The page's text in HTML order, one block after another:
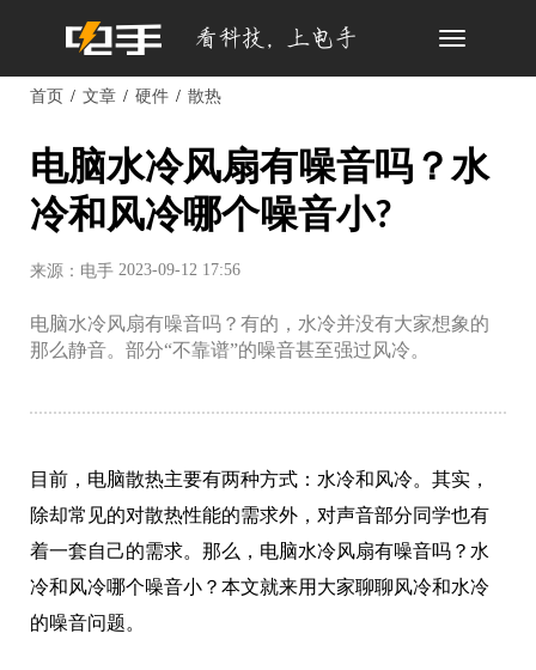
Toggle
首页 文章 硬件 散热
电脑水冷风扇有噪音吗？水
冷和风冷哪个噪音小?
来源：电手 2023-09-12 17:56
电脑水冷风扇有噪音吗？有的，水冷并没有大家想象的
那么静音。部分“不靠谱”的噪音甚至强过风冷。
目前，电脑散热主要有两种方式：水冷和风冷。其实，
除却常见的对散热性能的需求外，对声音部分同学也有
着一套自己的需求。那么，电脑水冷风扇有噪音吗？水
冷和风冷哪个噪音小？本文就来用大家聊聊风冷和水冷
的噪音问题。